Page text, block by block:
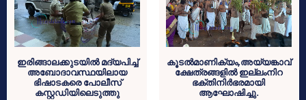
ഇരിങ്ങാലക്കുടയില്‍ മദ്യപിച്ച്
അബോദാവസ്ഥയിലായ
ഭിഷാടകരെ പോലീസ്
കസ്റ്റഡിയിലെടുത്തു
കൂടല്‍മാണിക്യം,അയ്യങ്കാവ്
ക്ഷേത്രങ്ങളില്‍ ഇല്ലംനിറ
ഭക്തിനിര്‍ഭരമായി
ആഘോഷിച്ചു.